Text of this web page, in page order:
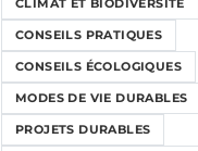
CLIMAT ET BIODIVERSITÉ
CONSEILS PRATIQUES
CONSEILS ÉCOLOGIQUES
MODES DE VIE DURABLES
PROJETS DURABLES